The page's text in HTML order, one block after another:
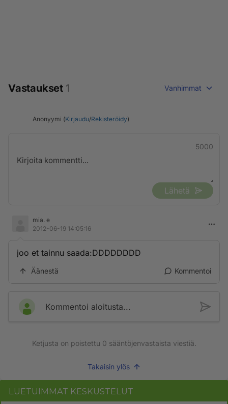
Vastaukset 1 Vanhimmat
Anonyymi (Kirjaudu/Rekisteröidy)
5000
Lähetä
mia. e
2012-06-19 14:05:16
joo et tainnu saada:DDDDDDDD
Äänestä Kommentoi
Kommentoi aloitusta...
Ketjusta on poistettu 0 sääntöjenvastaista viestiä.
Takaisin ylös
LUETUIMMAT KESKUSTELUT